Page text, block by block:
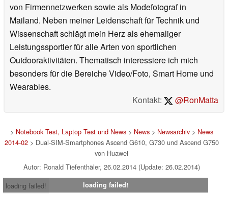
von Firmennetzwerken sowie als Modefotograf in
Mailand. Neben meiner Leidenschaft für Technik und
Wissenschaft schlägt mein Herz als ehemaliger
Leistungssportler für alle Arten von sportlichen
Outdooraktivitäten. Thematisch interessiere ich mich
besonders für die Bereiche Video/Foto, Smart Home und
Wearables.
Kontakt:
@RonMatta
> Notebook Test, Laptop Test und News> News> Newsarchiv> News
2014-02> Dual-SIM-Smartphones Ascend G610, G730 und Ascend G750
von Huawei
Autor: Ronald Tiefenthäler, 26.02.2014 (Update: 26.02.2014)
loading failed!
loading failed!